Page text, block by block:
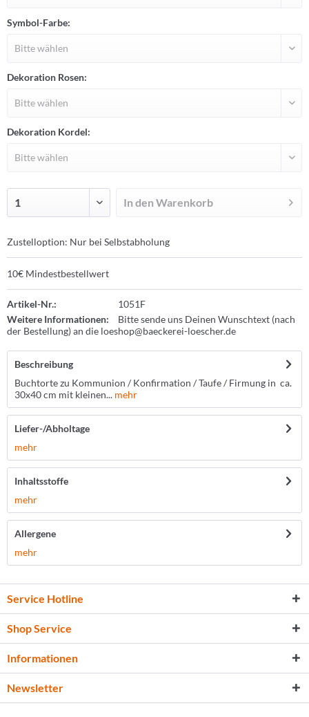
Symbol-Farbe:
Dekoration Rosen:
Dekoration Kordel:
In den Warenkorb
Zustelloption: Nur bei Selbstabholung
10€ Mindestbestellwert
Artikel-Nr.:
1051F
Weitere Informationen:
Bitte sende uns Deinen Wunschtext (nach
der Bestellung) an die loeshop@baeckerei-loescher.de
Beschreibung
Buchtorte zu Kommunion / Konfirmation / Taufe / Firmung in ca.
30x40 cm mit kleinen... mehr
Liefer-/Abholtage
mehr
Inhaltsstoffe
mehr
Allergene
mehr
Service Hotline
Shop Service
Informationen
Newsletter